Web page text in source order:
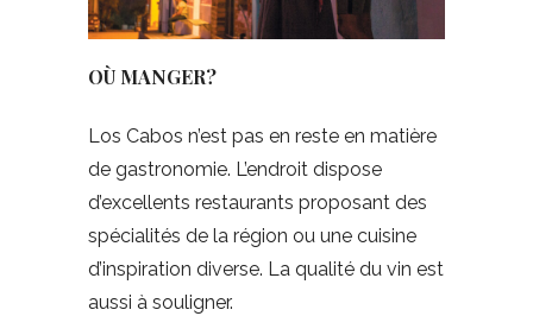
OÙ MANGER?
Los Cabos n’est pas en reste en matière
de gastronomie. L’endroit dispose
d’excellents restaurants proposant des
spécialités de la région ou une cuisine
d’inspiration diverse. La qualité du vin est
aussi à souligner.